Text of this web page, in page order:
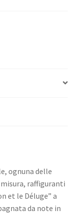
ognuna delle
raffiguranti
et le Déluge” a
da note in